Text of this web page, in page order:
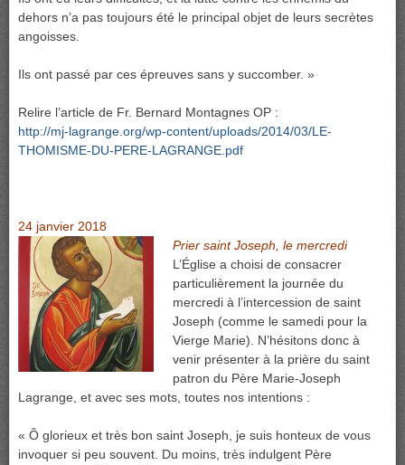
dehors n’a pas toujours été le principal objet de leurs secrètes
angoisses.
Ils ont passé par ces épreuves sans y succomber. »
Relire l’article de Fr. Bernard Montagnes OP :
http://mj-lagrange.org/wp-content/uploads/2014/03/LE-
THOMISME-DU-PERE-LAGRANGE.pdf
24 janvier 2018
Prier saint Joseph, le mercredi
L’Église a choisi de consacrer
particulièrement la journée du
mercredi à l’intercession de saint
Joseph (comme le samedi pour la
Vierge Marie). N’hésitons donc à
venir présenter à la prière du saint
patron du Père Marie-Joseph
Lagrange, et avec ses mots, toutes nos intentions :
« Ô glorieux et très bon saint Joseph, je suis honteux de vous
invoquer si peu souvent. Du moins, très indulgent Père